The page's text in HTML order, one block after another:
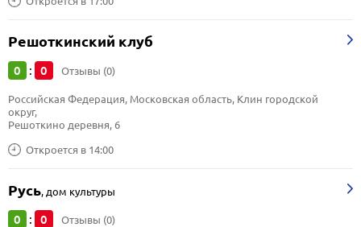
Решоткинский клуб
0 : 0 Отзывы (0)
Откроется в 14:00
Российская Федерация, Московская область, Клин городской
округ,
Решоткино деревня, 6
Русь, дом культуры
0 : 0 Отзывы (0)